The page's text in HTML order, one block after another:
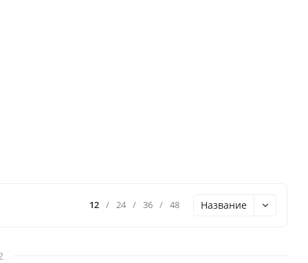
12 / 24 / 36 / 48 Название